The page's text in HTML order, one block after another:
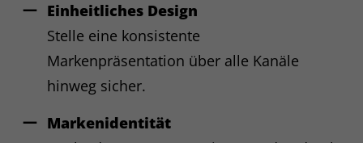
Einheitliches Design
Stelle eine konsistente
Markenpräsentation über alle Kanäle
hinweg sicher.
Markenidentität
Zweck
Seitenaufrufe und Interaktionen;
keine Identifikation einzelner
Einwilligung (Art. 6 Abs. 1 lit. a
DSGVO) oder berechtigtes Interesse
cookieloser Nutzung. Speicherung
ausschließlich in Deutschland, kein